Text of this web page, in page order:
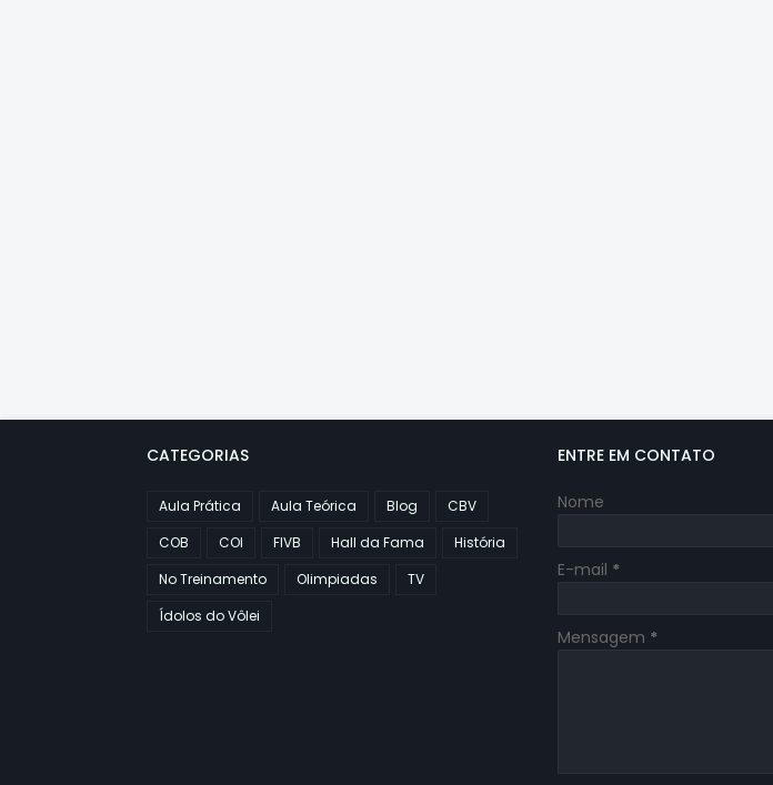
CATEGORIAS
Aula Prática Aula Teórica Blog
CBV
COB
COI FIVB Hall da Fama
História
No Treinamento
Olimpiadas
TV
Ídolos do Vôlei
ENTRE EM CONTATO
Nome
E-mail *
Mensagem *